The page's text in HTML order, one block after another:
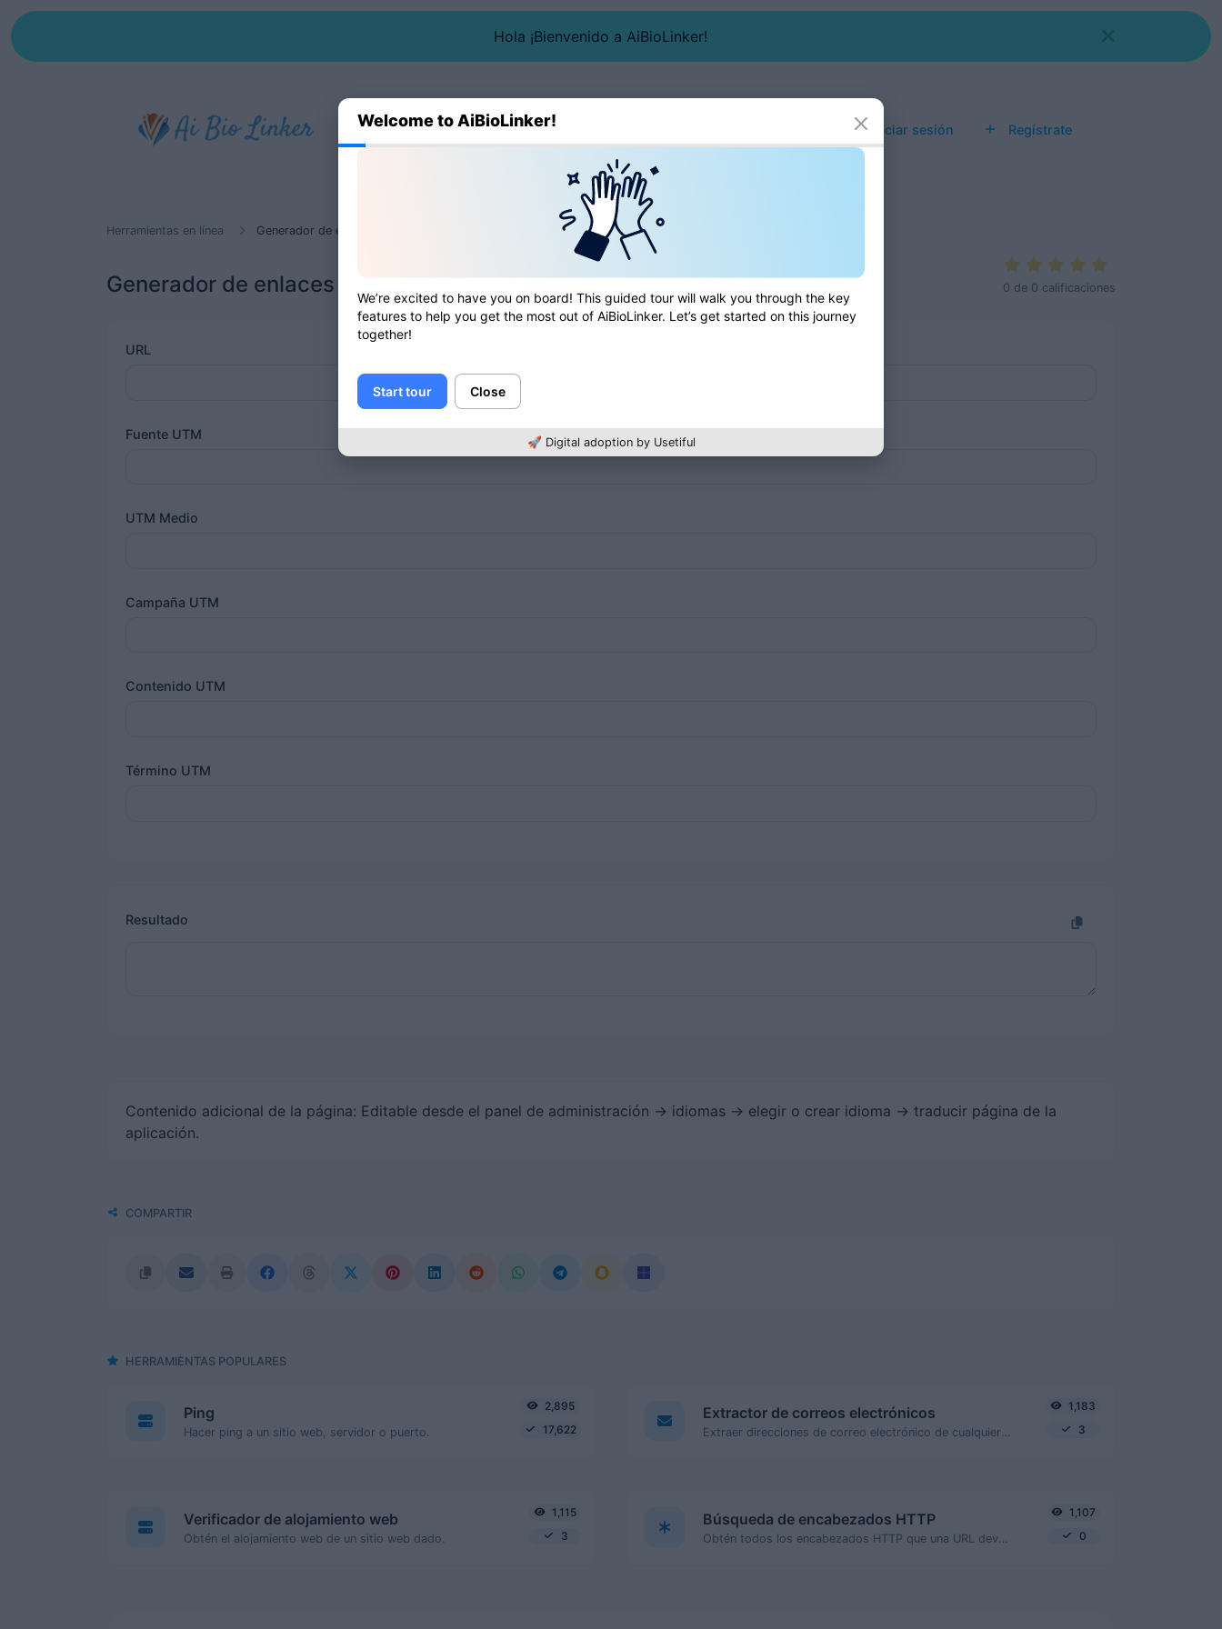
Hola ¡Bienvenido a AiBioLinker!
Iniciar sesión Regístrate
Herramientas en línea Generador de enlaces UTM
Generador de enlaces UTM 0 de 0 calificaciones
URL
Fuente UTM
UTM Medio
Campaña UTM
Contenido UTM
Término UTM
Resultado
Contenido adicional de la página: Editable desde el panel de administración -> idiomas -> elegir o crear idioma -> traducir página de la
aplicación.
COMPARTIR
HERRAMIENTAS POPULARES
Ping
Hacer ping a un sitio web, servidor o puerto.
2,895
17,622
Extractor de correos electrónicos
1,183
3
Verificador de alojamiento web
Obtén el alojamiento web de un sitio web dado.
1,115
3
Búsqueda de encabezados HTTP
1,107
0
Welcome to AiBioLinker!
We’re excited to have you on board! This guided tour will walk you through the key
features to help you get the most out of AiBioLinker. Let’s get started on this journey
together!
Start tour Close
🚀 Digital adoption by Usetiful